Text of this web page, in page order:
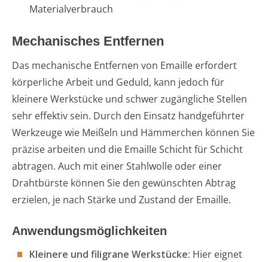
Materialverbrauch
Mechanisches Entfernen
Das mechanische Entfernen von Emaille erfordert
körperliche Arbeit und Geduld, kann jedoch für
kleinere Werkstücke und schwer zugängliche Stellen
sehr effektiv sein. Durch den Einsatz handgeführter
Werkzeuge wie Meißeln und Hämmerchen können Sie
präzise arbeiten und die Emaille Schicht für Schicht
abtragen. Auch mit einer Stahlwolle oder einer
Drahtbürste können Sie den gewünschten Abtrag
erzielen, je nach Stärke und Zustand der Emaille.
Anwendungsmöglichkeiten
Kleinere und filigrane Werkstücke: Hier eignet